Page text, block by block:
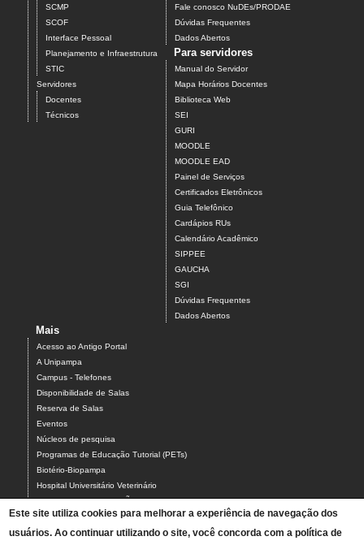
SCMP
SCOF
Interface Pessoal
Planejamento e Infraestrutura
STIC
Servidores
Docentes
Técnicos
Fale conosco NuDEs/PRODAE
Dúvidas Frequentes
Dados Abertos
Para servidores
Manual do Servidor
Mapa Horários Docentes
Biblioteca Web
SEI
GURI
MOODLE
MOODLE EAD
Painel de Serviços
Certificados Eletrônicos
Guia Telefônico
Cardápios RUs
Calendário Acadêmico
SIPPEE
GAUCHA
SGI
Dúvidas Frequentes
Dados Abertos
Mais
Acesso ao Antigo Portal
A Unipampa
Campus - Telefones
Disponibilidade de Salas
Reserva de Salas
Eventos
Núcleos de pesquisa
Programas de Educação Tutorial (PETs)
Biotério-Biopampa
Hospital Universitário Veterinário
Chamados MANUTENÇÃO PREDIAL E AR-CONDICIONADO
Chamados TIC-ASCOM-DIV BIBLIOTECAS-PROCADI
Comissão Eleitoral Local (CEL campus Uruguaiana)
Este site utiliza cookies para melhorar a experiência de navegação dos
usuários. Ao continuar utilizando o site, você concorda com a política de